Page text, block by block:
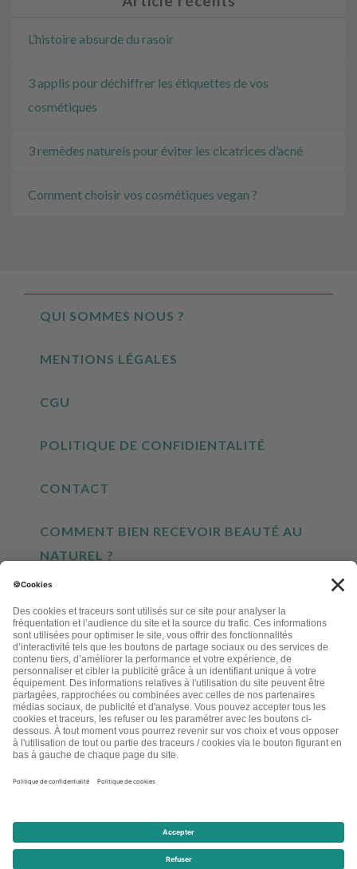
L’histoire absurde du rasoir
3 applis pour déchiffrer les étiquettes de vos
cosmétiques
3 remèdes naturels pour éviter les cicatrices d’acné
Comment choisir vos cosmétiques vegan ?
QUI SOMMES NOUS ?
MENTIONS LÉGALES
CGU
POLITIQUE DE CONFIDIENTALITÉ
CONTACT
COMMENT BIEN RECEVOIR BEAUTÉ AU
NATUREL ?
INSCRIVEZ-VOUS À NOTRE NEWSLETTER
EN CLIQUANT CI-DESSUS, JE M'INSCRIS À LA LETTRE D'INFORMATIONS LETTRE
BEAUTÉ AU NATUREL